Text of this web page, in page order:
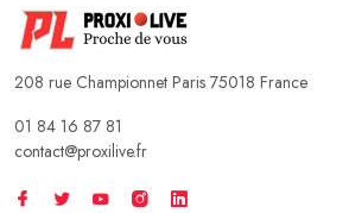
208 rue Championnet Paris 75018 France
01 84 16 87 81
contact@proxilive.fr